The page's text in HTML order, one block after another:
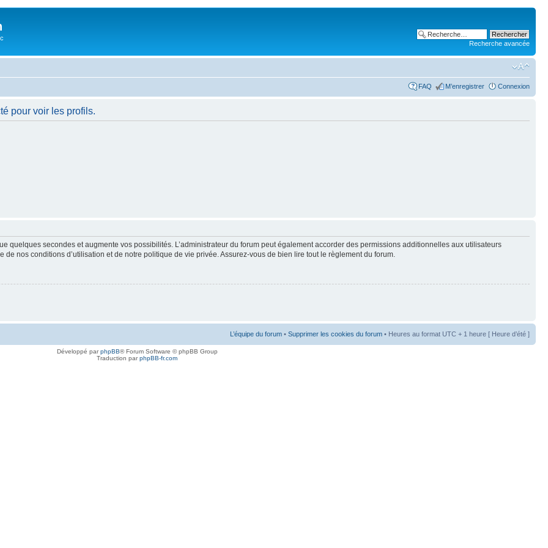
Recherche avancée
FAQ M’enregistrer Connexion
pour voir les profils.
quelques secondes et augmente vos possibilités. L’administrateur du forum peut également accorder des permissions additionnelles aux utilisateurs
nos conditions d’utilisation et de notre politique de vie privée. Assurez-vous de bien lire tout le règlement du forum.
L’équipe du forum • Supprimer les cookies du forum • Heures au format UTC + 1 heure [ Heure d’été ]
Développé parphpBB® Forum Software © phpBB Group
Traduction parphpBB-fr.com